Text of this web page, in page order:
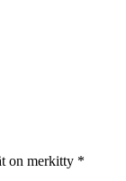
on merkitty *